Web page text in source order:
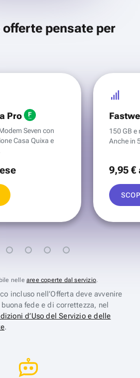
offerte pensate per
Pro
Seven con
Casa Quixa e
150 GB e
Anche in
9,95 €
nelle aree coperte dal servizio.
incluso nell’Offerta deve avvenire
fede e di correttezza, nel
d’Uso del Servizio e delle
.